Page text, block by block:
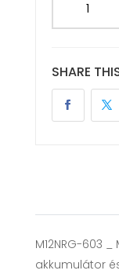
SHARE
M12NRG-603 _
akkumulátor